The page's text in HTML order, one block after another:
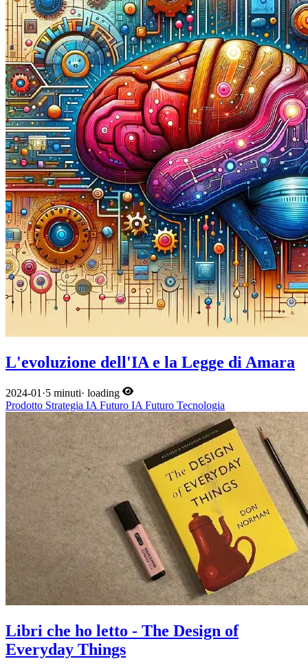
L'evoluzione dell'IA e la Legge di Amara
2024-01 ·5 minuti· loading
Prodotto Strategia IA Futuro IA Futuro Tecnologia
Libri che ho letto - The Design of
Everyday Things